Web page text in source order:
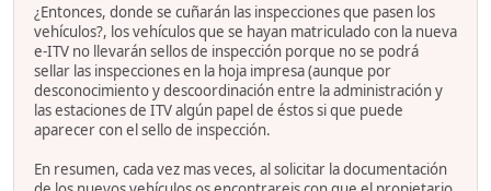
¿Entonces, donde se cuñarán las inspecciones que pasen los
vehículos?, los vehículos que se hayan matriculado con la nueva
e-ITV no llevarán sellos de inspección porque no se podrá
sellar las inspecciones en la hoja impresa (aunque por
desconocimiento y descoordinación entre la administración y
las estaciones de ITV algún papel de éstos si que puede
aparecer con el sello de inspección.
En resumen, cada vez mas veces, al solicitar la documentación